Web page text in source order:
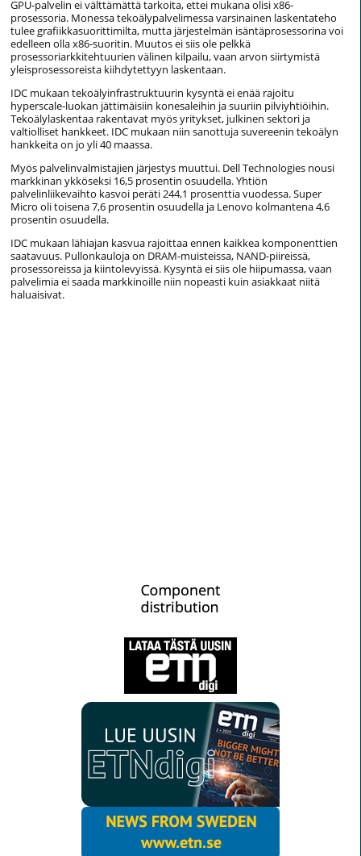
GPU-palvelin ei välttämättä tarkoita, ettei mukana olisi x86-
prosessoria. Monessa tekoälypalvelimessa varsinainen laskentateho
tulee grafiikkasuorittimilta, mutta järjestelmän isäntäprosessorina voi
edelleen olla x86-suoritin. Muutos ei siis ole pelkkä
prosessoriarkkitehtuurien välinen kilpailu, vaan arvon siirtymistä
yleisprosessoreista kiihdytettyyn laskentaan.
IDC mukaan tekoälyinfrastruktuurin kysyntä ei enää rajoitu
hyperscale-luokan jättimäisiin konesaleihin ja suuriin pilviyhtiöihin.
Tekoälylaskentaa rakentavat myös yritykset, julkinen sektori ja
valtiolliset hankkeet. IDC mukaan niin sanottuja suvereenin tekoälyn
hankkeita on jo yli 40 maassa.
Myös palvelinvalmistajien järjestys muuttui. Dell Technologies nousi
markkinan ykköseksi 16,5 prosentin osuudella. Yhtiön
palvelinliikevaihto kasvoi peräti 244,1 prosenttia vuodessa. Super
Micro oli toisena 7,6 prosentin osuudella ja Lenovo kolmantena 4,6
prosentin osuudella.
IDC mukaan lähiajan kasvua rajoittaa ennen kaikkea komponenttien
saatavuus. Pullonkauloja on DRAM-muisteissa, NAND-piireissä,
prosessoreissa ja kiintolevyissä. Kysyntä ei siis ole hiipumassa, vaan
palvelimia ei saada markkinoille niin nopeasti kuin asiakkaat niitä
haluaisivat.